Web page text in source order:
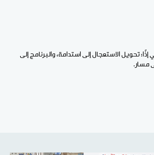
تحويل الاستعجال إلى استدامة، والبرنامج إلى
مسار .